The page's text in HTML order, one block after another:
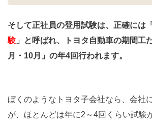
そして正社員の登用試験は、正確には「
験」と呼ばれ、トヨタ自動車の期間工
月・10月」の年4回行われます。
ぼくのようなトヨタ子会社なら、会社
が、ほとんどは年に2～4回くらい試験